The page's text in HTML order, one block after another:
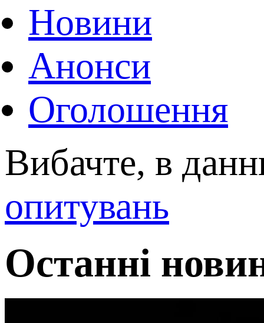
Новини
Анонси
Оголошення
Вибачте, в
опитувань
Останні